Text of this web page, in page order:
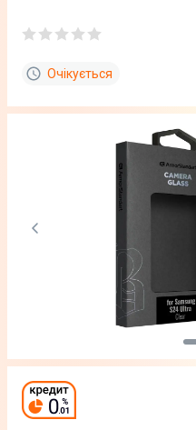
Очікується